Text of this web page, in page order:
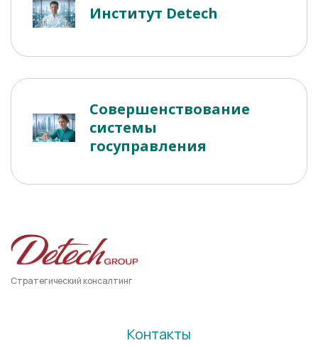
Институт Detech
Совершенствование
системы
госуправления
Стратегический консалтинг
Контакты